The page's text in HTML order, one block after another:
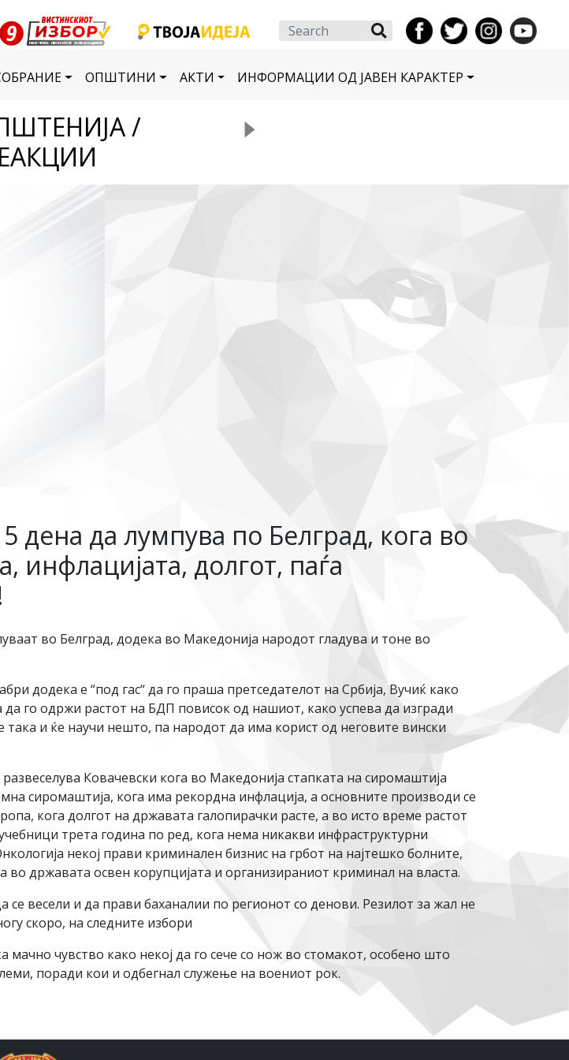
Search
ОПШТИНИ АКТИ ИНФОРМАЦИИ ОД ЈАВЕН КАРАКТЕР
/
дена да лумпува по Белград, кога во
инфлацијата, долгот, паѓа
во Белград, додека во Македонија народот гладува и тоне во
додека е “под гас“ да го праша претседателот на Србија, Вучиќ како
го одржи растот на БДП повисок од нашиот, како успева да изгради
и ќе научи нешто, па народот да има корист од неговите вински
Ковачевски кога во Македонија стапката на сиромаштија
сиромаштија, кога има рекордна инфлација, а основните производи се
кога долгот на државата галопирачки расте, а во исто време растот
трета година по ред, кога нема никакви инфраструктурни
некој прави криминален бизнис на грбот на најтешко болните,
државата освен корупцијата и организираниот криминал на власта.
весели и да прави баханалии по регионот со денови. Резилот за жал не
скоро, на следните избори
чувство како некој да го сече со нож во стомакот, особено што
поради кои и одбегнал служење на воениот рок.